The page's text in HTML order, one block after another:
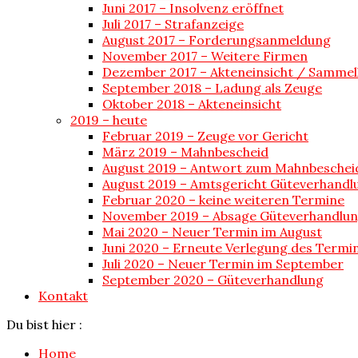
Juni 2017 – Insolvenz eröffnet
Juli 2017 – Strafanzeige
August 2017 – Forderungsanmeldung
November 2017 – Weitere Firmen
Dezember 2017 – Akteneinsicht /
September 2018 – Ladung als Zeuge
Oktober 2018 – Akteneinsicht
2019 – heute
Februar 2019 – Zeuge vor Gericht
März 2019 – Mahnbescheid
August 2019 – Antwort zum
August 2019 – Amtsgericht
Februar 2020 – keine weiteren Termine
November 2019 – Absage
Mai 2020 – Neuer Termin im August
Juni 2020 – Erneute Verlegung des
Juli 2020 – Neuer Termin im September
September 2020 – Güteverhandlung
Kontakt
Du bist hier :
Home